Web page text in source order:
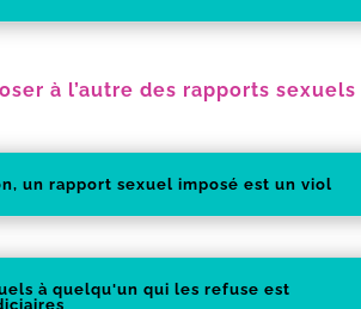
à l’autre des rapports sexuels
un rapport sexuel imposé est un viol
à quelqu'un qui les refuse est